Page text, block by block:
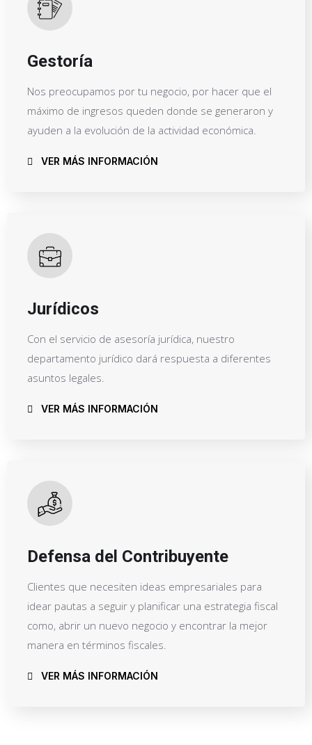
Gestoría
Nos preocupamos por tu negocio, por hacer que el
máximo de ingresos queden donde se generaron y
ayuden a la evolución de la actividad económica.
VER MÁS INFORMACIÓN
Jurídicos
Con el servicio de asesoría jurídica, nuestro
departamento jurídico dará respuesta a diferentes
asuntos legales.
VER MÁS INFORMACIÓN
Defensa del Contribuyente
Clientes que necesiten ideas empresariales para
idear pautas a seguir y planificar una estrategia fiscal
como, abrir un nuevo negocio y encontrar la mejor
manera en términos fiscales.
VER MÁS INFORMACIÓN